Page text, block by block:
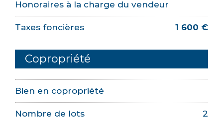
Honoraires à la charge du vendeur
Taxes foncières 1 600 €
Copropriété
Bien en copropriété
Nombre de lots 2